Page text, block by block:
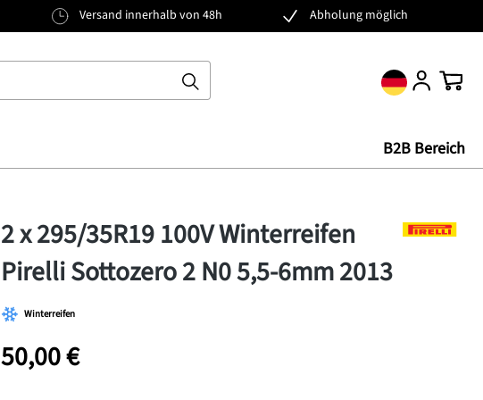
Versand innerhalb von 48h Abholung möglich
B2B Bereich
2 x 295/35R19 100V Winterreifen
Pirelli Sottozero 2 N0 5,5-6mm 2013
Winterreifen
50,00 €